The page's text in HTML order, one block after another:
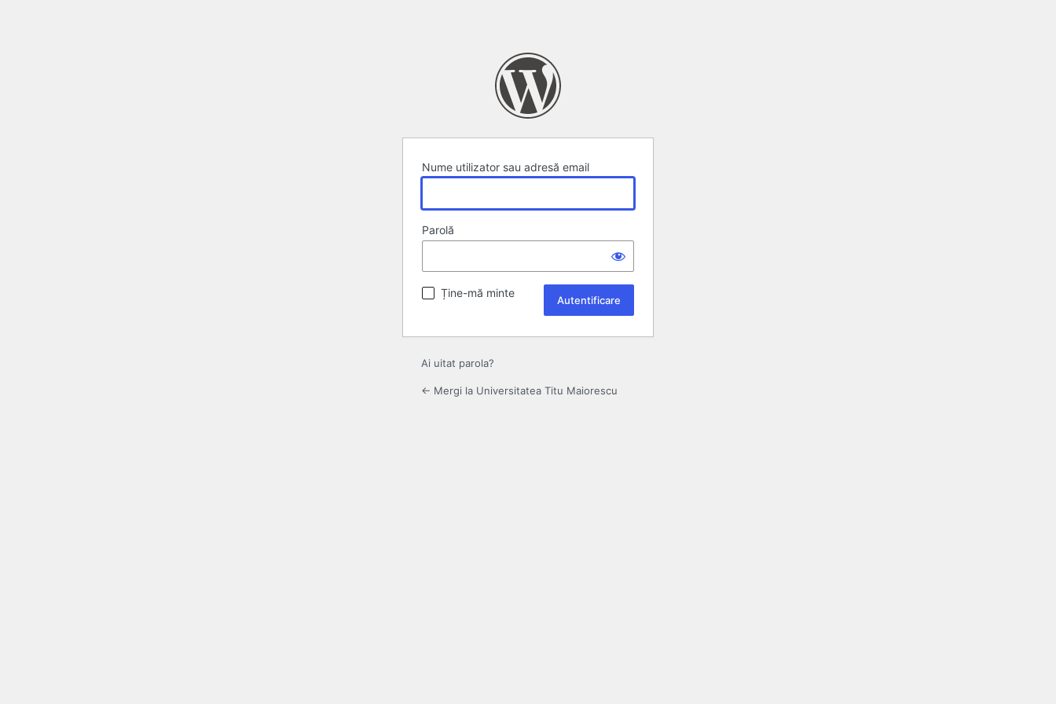
Nume utilizator sau adresă email
Parolă
Ține-mă minte
Ai uitat parola?
← Mergi la Universitatea Titu Maiorescu